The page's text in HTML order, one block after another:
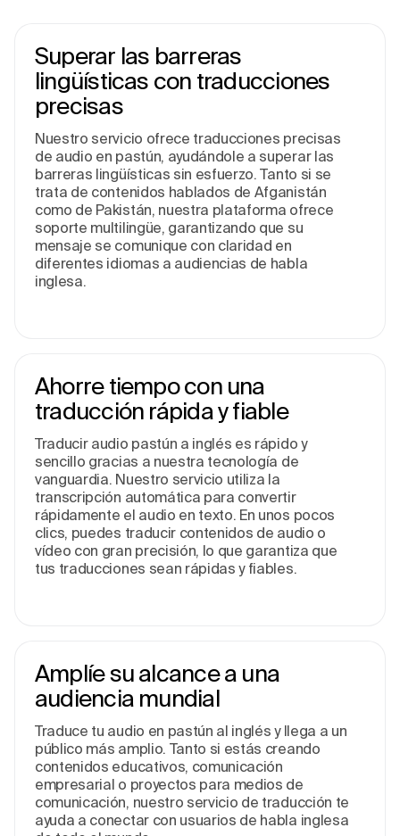
Superar las barreras
lingüísticas con traducciones
precisas
Nuestro servicio ofrece traducciones precisas
de audio en pastún, ayudándole a superar las
barreras lingüísticas sin esfuerzo. Tanto si se
trata de contenidos hablados de Afganistán
como de Pakistán, nuestra plataforma ofrece
soporte multilingüe, garantizando que su
mensaje se comunique con claridad en
diferentes idiomas a audiencias de habla
inglesa.
Ahorre tiempo con una
traducción rápida y fiable
Traducir audio pastún a inglés es rápido y
sencillo gracias a nuestra tecnología de
vanguardia. Nuestro servicio utiliza la
transcripción automática para convertir
rápidamente el audio en texto. En unos pocos
clics, puedes traducir contenidos de audio o
vídeo con gran precisión, lo que garantiza que
tus traducciones sean rápidas y fiables.
Amplíe su alcance a una
audiencia mundial
Traduce tu audio en pastún al inglés y llega a un
público más amplio. Tanto si estás creando
contenidos educativos, comunicación
empresarial o proyectos para medios de
comunicación, nuestro servicio de traducción te
ayuda a conectar con usuarios de habla inglesa